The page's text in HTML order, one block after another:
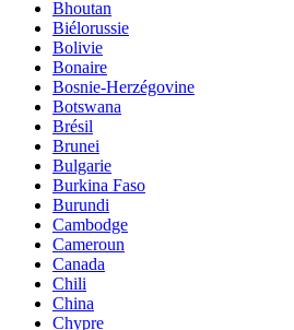
Bhoutan
Biélorussie
Bolivie
Bonaire
Bosnie-Herzégovine
Botswana
Brésil
Brunei
Bulgarie
Burkina Faso
Burundi
Cambodge
Cameroun
Canada
Chili
China
Chypre